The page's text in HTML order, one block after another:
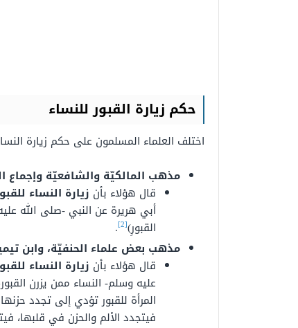
حكم زيارة القبور للنساء
اختلف العلماء المسلمون على حكم زيارة
مذهب المالكيّة والشافعيّة وإجماع
قال هؤلاء بأن زيارة النساء
أبي هريرة عن النبي -صلى الله
القبورِ)[2]
.
مذهب بعض علماء الحنفيّة، وابن
قال هؤلاء بأن زيارة النساء
عليه وسلم- النساء ممن يزرن
المرأة للقبور تؤدي إلى تجدد
فيتجدد الألم والحزن في قلبها،